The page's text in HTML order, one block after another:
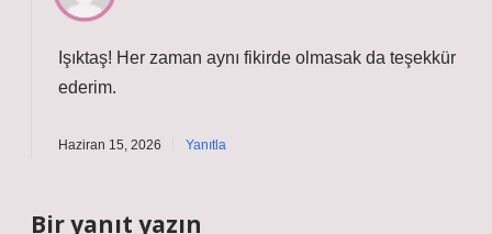
Işıktaş! Her zaman aynı fikirde olmasak da teşekkür
ederim.
Haziran 15, 2026 Yanıtla
Bir yanıt yazın